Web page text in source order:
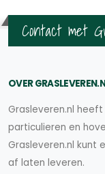
Contact met
OVER
Grasleveren.nl
particulieren en
Grasleveren.nl kunt
af laten leveren.